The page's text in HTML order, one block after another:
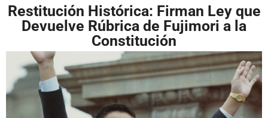
Restitución Histórica: Firman Ley que
Devuelve Rúbrica de Fujimori a la
Constitución